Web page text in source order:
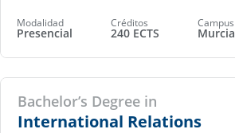
Modalidad
Presencial
Créditos
240 ECTS
Campus
Murcia
Bachelor’s Degree in
International Relations